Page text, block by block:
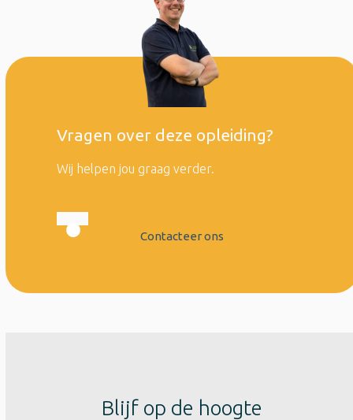
Vragen over deze opleiding?
Wij helpen jou graag verder.
Contacteer ons
Blijf op de hoogte